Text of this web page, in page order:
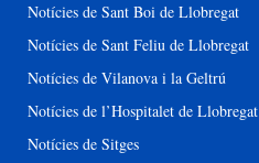
Notícies de Sant Boi de Llobregat
Notícies de Sant Feliu de Llobregat
Notícies de Vilanova i la Geltrú
Notícies de l’Hospitalet de Llobregat
Notícies de Sitges